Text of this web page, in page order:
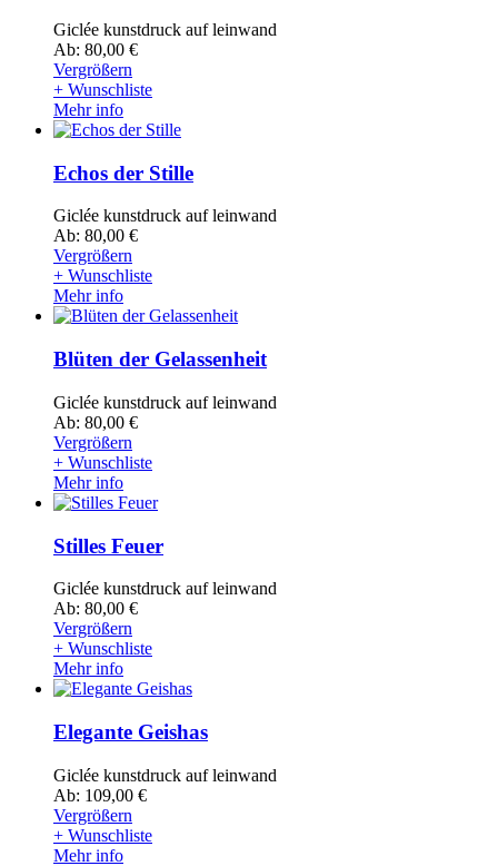
Giclée kunstdruck auf leinwand
Ab: 80,00 €
Vergrößern
+ Wunschliste
Mehr info
Echos der Stille
Giclée kunstdruck auf leinwand
Ab: 80,00 €
Vergrößern
+ Wunschliste
Mehr info
Blüten der Gelassenheit
Giclée kunstdruck auf leinwand
Ab: 80,00 €
Vergrößern
+ Wunschliste
Mehr info
Stilles Feuer
Giclée kunstdruck auf leinwand
Ab: 80,00 €
Vergrößern
+ Wunschliste
Mehr info
Elegante Geishas
Giclée kunstdruck auf leinwand
Ab: 109,00 €
Vergrößern
+ Wunschliste
Mehr info